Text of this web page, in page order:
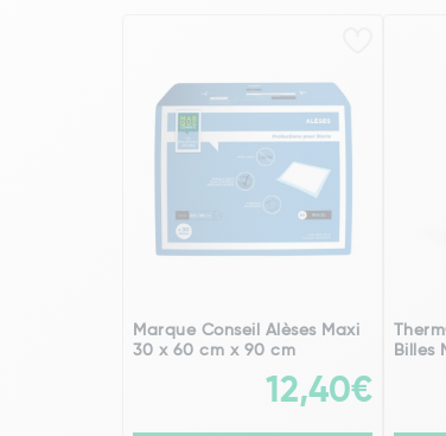
Marque Conseil Alèses Maxi
30 x 60 cm x 90 cm
12,40€
Billes